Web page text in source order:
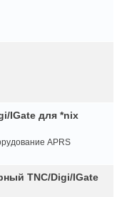
IGate для *nix
APRS
TNC/Digi/IGate